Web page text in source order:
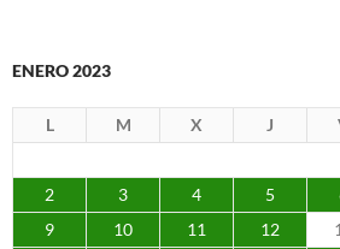
ENERO 2023
L M X J
2
3 4 5
9
10 11 12